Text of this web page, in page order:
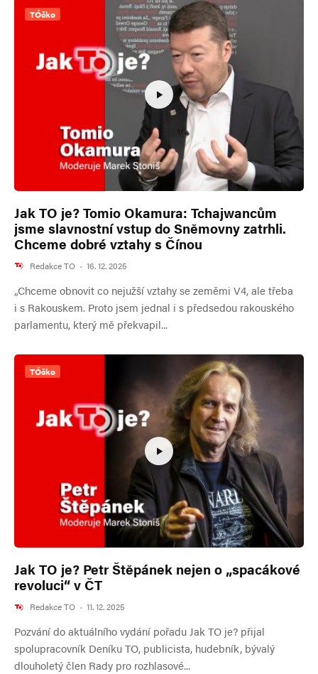
TÓčko
Jak TO je? Tomio Okamura: Tchajwancům
jsme slavnostní vstup do Sněmovny zatrhli.
Chceme dobré vztahy s Čínou
Redakce TO · 16. 12. 2025
„Chceme obnovit co nejužší vztahy se zeměmi V4, ale třeba
i s Rakouskem. Proto jsem jednal i s předsedou rakouského
parlamentu, který mě překvapil...
TÓčko
Jak TO je? Petr Štěpánek nejen o „spacákové
revoluci“ v ČT
Redakce TO · 11. 12. 2025
Pozvání do aktuálního vydání pořadu Jak TO je? přijal
spolupracovník Deníku TO, publicista, hudebník, bývalý
dlouholetý člen Rady pro rozhlasové...